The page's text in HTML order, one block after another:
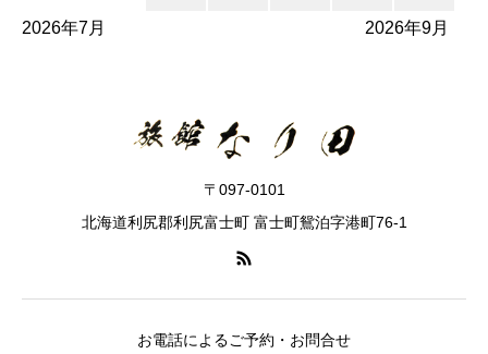
2026年7月 2026年9月
〒097-0101
北海道利尻郡利尻富士町 富士町鴛泊字港町76-1
お電話によるご予約・お問合せ